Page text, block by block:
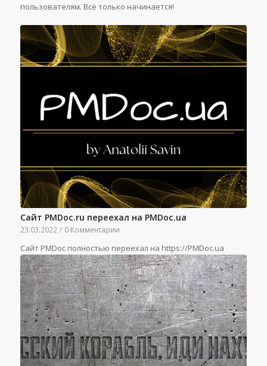
пользователям. Всё только начинается!
Сайт PMDoc.ru переехал на PMDoc.ua
23.03.2022 / 0 Комментарии
Сайт PMDoc полностью переехал на https://PMDoc.ua